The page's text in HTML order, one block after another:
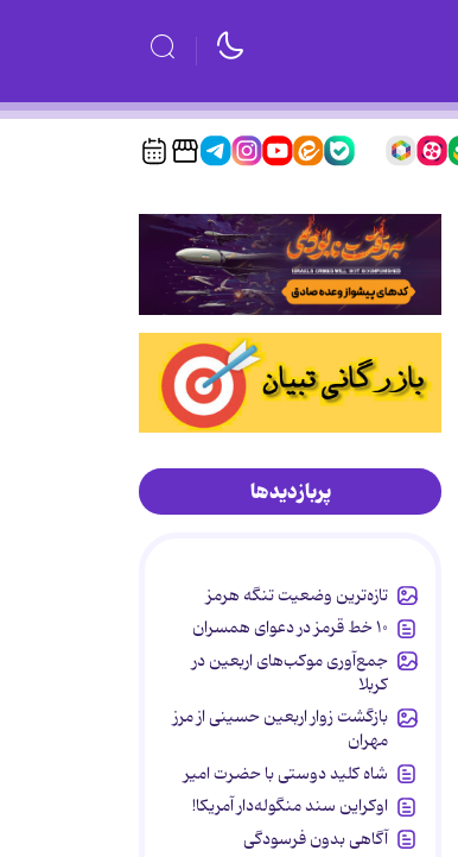
پربازدیدها
تازه‌ترین وضعیت تنگه هرمز
۱۰ خط قرمز در دعوای همسران
جمع‌آوری موکب‌های اربعین در
کربلا
بازگشت زوار اربعین حسینی از مرز
مهران
شاه کلید دوستی با حضرت امیر
اوکراین سند منگوله‌دار آمریکا!
آگاهی بدون فرسودگی